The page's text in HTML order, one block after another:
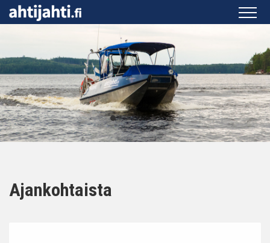
Ajankohtaista